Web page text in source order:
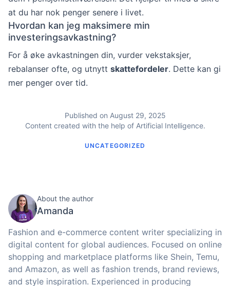
at du har nok penger senere i livet.
Hvordan kan jeg maksimere min
investeringsavkastning?
For å øke avkastningen din, vurder vekstaksjer,
rebalanser ofte, og utnytt skattefordeler. Dette kan gi
mer penger over tid.
Published on August 29, 2025
Content created with the help of Artificial Intelligence.
UNCATEGORIZED
About the author
Amanda
Fashion and e-commerce content writer specializing in
digital content for global audiences. Focused on online
shopping and marketplace platforms like Shein, Temu,
and Amazon, as well as fashion trends, brand reviews,
and style inspiration. Experienced in producing